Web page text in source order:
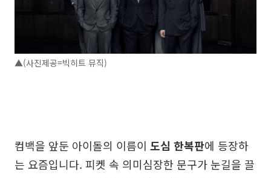
▲(사진제공=빅히트 뮤직)
컴백을 앞둔 아이돌의 이름이 도심 한복판에 등장하
는 요즘입니다. 피켓 속 의미심장한 문구가 눈길을 끌